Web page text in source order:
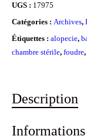
UGS : 17975
Catégories : Archives,
Étiquettes : alopecie,
chambre stérile, foudre,
Description